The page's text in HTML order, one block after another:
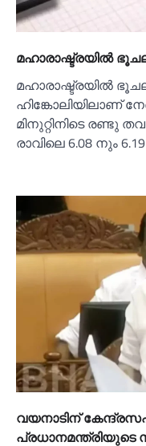
മഹാരാഷ്ട്രയില്‍
മഹാരാഷ്ട്രയില്‍
ഹിങ്കോലിയിലാണ്
മിനുറ്റിനിടെ രണ്ടു
രാവിലെ 6.08 നും
വയനാടിന്
പ്രധാനമന്ത്രിയുടെ